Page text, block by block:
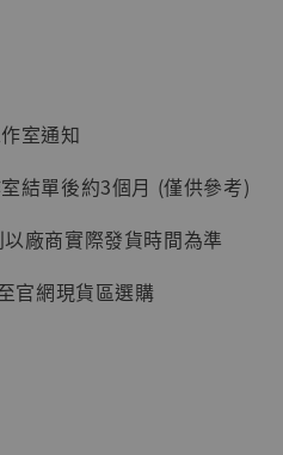
6系列
讓子
室通知
結單後約3個月 (僅供參考)
廠商實際發貨時間為準
官網現貨區選購